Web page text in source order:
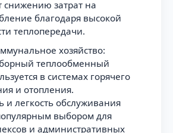
снижению затрат на
благодаря высокой
теплопередачи.
хозяйство:
теплообменный
в системах горячего
и отопления.
и легкость обслуживания
выбором для
и административных